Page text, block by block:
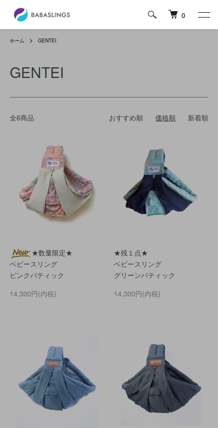
0
ホーム GENTEI
GENTEI
全6商品 おすすめ順 価格順 新着順
★数量限定★
ベビースリング
ピンクバティック
14,300円(内税)
★残１点★
ベビースリング
グリーンバティック
14,300円(内税)